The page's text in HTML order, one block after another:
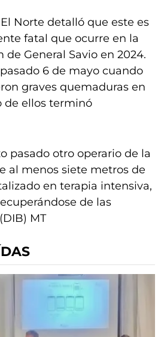
Norte detalló que este es
fatal que ocurre en la
General Savio en 2024.
6 de mayo cuando
graves quemaduras en
de ellos terminó
pasado otro operario de la
al menos siete metros de
en terapia intensiva,
de las
MT